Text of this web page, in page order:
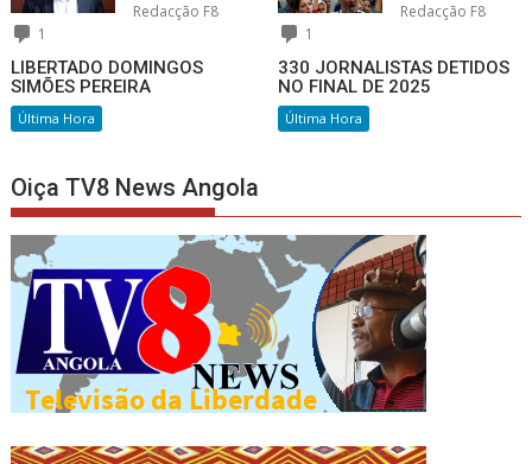
Redacção F8
1
LIBERTADO DOMINGOS
SIMÕES PEREIRA
Última Hora
Redacção F8
1
330 JORNALISTAS DETIDOS
NO FINAL DE 2025
Última Hora
Oiça TV8 News Angola